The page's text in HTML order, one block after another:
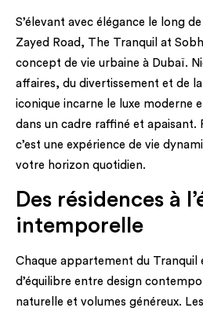
S’élevant avec élégance le long
Zayed Road, The Tranquil at
concept de vie urbaine à Dubaï.
affaires, du divertissement et de
iconique incarne le luxe moderne
dans un cadre raffiné et apaisant.
c’est une expérience de vie
votre horizon quotidien.
Des résidences à
intemporelle
Chaque appartement du Tranquil
d’équilibre entre design
naturelle et volumes généreux.